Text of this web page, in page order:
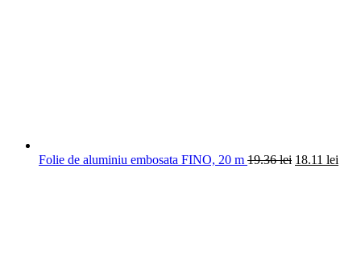
Folie de aluminiu embosata FINO, 20 m 19.36lei 18.11 lei